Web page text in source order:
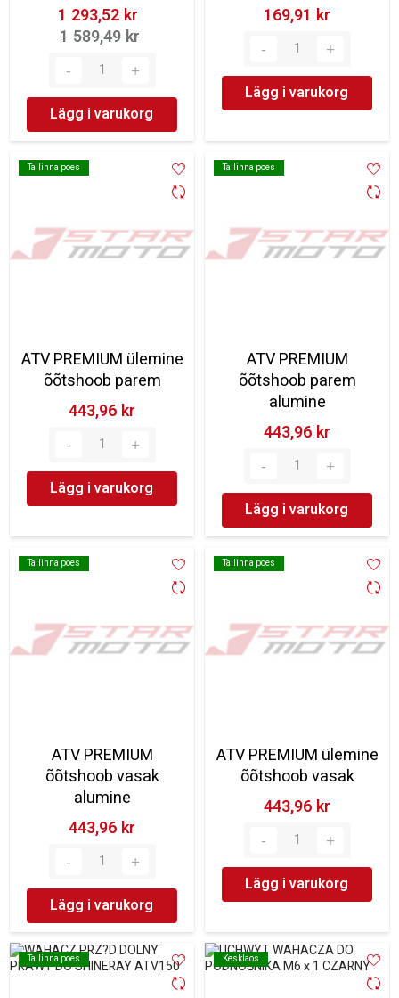
1 293,52 kr‎
1 589,49 kr‎
Lägg i varukorg
169,91 kr‎
Lägg i varukorg
Tallinna poes
Tallinna poes
ATV PREMIUM ülemine
õõtshoob parem
443,96 kr‎
Lägg i varukorg
Tallinna poes
Tallinna poes
ATV PREMIUM
õõtshoob parem
alumine
443,96 kr‎
Lägg i varukorg
Tallinna poes
Tallinna poes
ATV PREMIUM
õõtshoob vasak
alumine
443,96 kr‎
Lägg i varukorg
Tallinna poes
Tallinna poes
ATV PREMIUM ülemine
õõtshoob vasak
443,96 kr‎
Lägg i varukorg
Tallinna poes
Tallinna poes Kesklaos
Kesklaos